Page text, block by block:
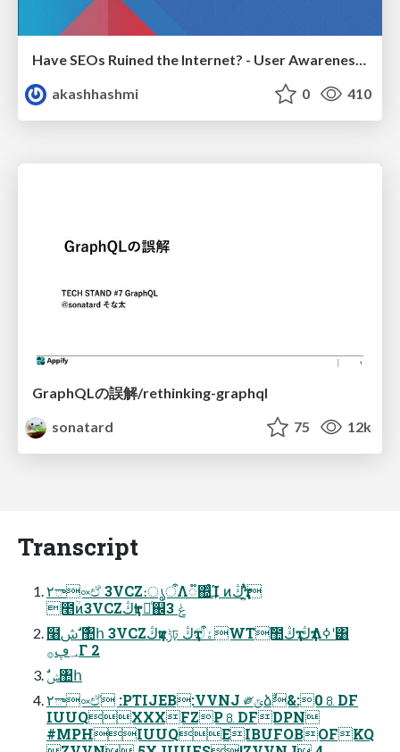
Have SEOs Ruined the Internet? - User Awareness of SEO in 2025
akashhashmi
0 410
GraphQLの誤解/rethinking-graphql
sonatard
75 12k
Transcript
٢ా༟ඒ 3VCZ։ൃऀΛ૿΍ͨ͢Ί ͷڭҭʹ͍ͭͯ
೥ؒͷ3VCZڭҭͰಘͨ஌ݟ 3
໨࣍ ࣗݾ঺հ 3VCZڭҭͷݱঢ় ڭҭۀऀWTࣾ಺ڭҭ ڭҭΛߦ͏ʹ͸
؀ڥ࡞Γ 2
ࣗݾ঺հ
٢ా༟ඒ :PTIJEB:VVNJ ༗ݶձࣾ&:0⒏DF
IUUQXXXFZP⒏DFDPN
#MPHIUUQEIBUFOBOFKQ